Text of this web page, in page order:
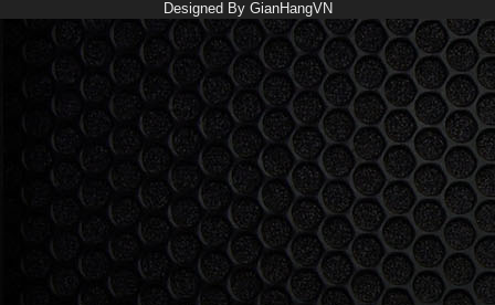
Designed By GianHangVN